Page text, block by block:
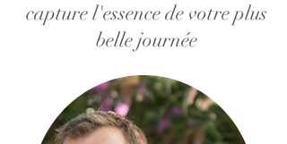
capture l'essence de votre plus
belle journée